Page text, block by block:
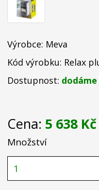
Výrobce: Meva
Kód výrobku: Relax
Dostupnost:
Cena: 5 638 Kč
Množství